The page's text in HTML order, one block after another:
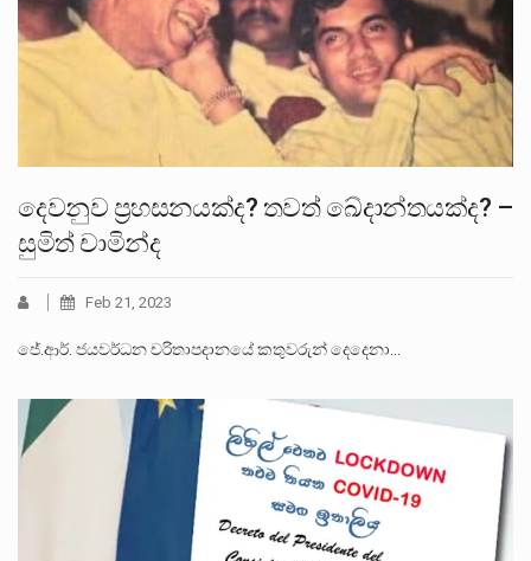
දෙවනුව ප්‍රහසනයක්ද? තවත් ඛේදාන්තයක්ද? –
සුමිත් චාමින්ද
Feb 21, 2023
ජේ.ආර්. ජයවර්ධන චරිතාපදානයේ කතුවරුන් දෙදෙනා…